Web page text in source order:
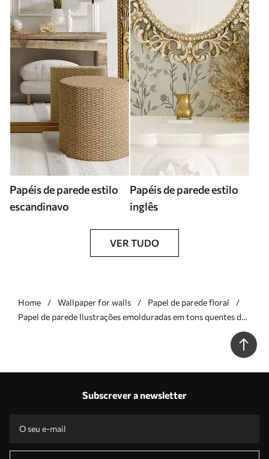
Papéis de parede estilo
escandinavo
Papéis de parede estilo
inglês
VER TUDO
Home Wallpaper for walls
Papel de parede floral
Papel de parede Ilustrações emolduradas em tons quentes de
Subscrever a newsletter